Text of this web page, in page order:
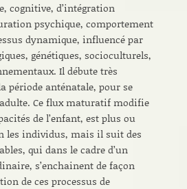
cognitive, d’intégration
psychique, comportement
dynamique, influencé par
génétiques, socioculturels,
Il débute très
période anténatale, pour se
Ce flux maturatif modifie
de l’enfant, est plus ou
les individus, mais il suit des
qui dans le cadre d’un
s’enchainent de façon
de ces processus de